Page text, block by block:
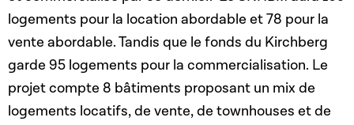
logements pour la location abordable et 78 pour la
vente abordable. Tandis que le fonds du Kirchberg
garde 95 logements pour la commercialisation. Le
projet compte 8 bâtiments proposant un mix de
logements locatifs, de vente, de townhouses et de